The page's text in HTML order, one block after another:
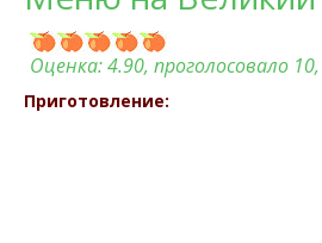
Оценка:4.90, проголосовало 10,
Приготовление: